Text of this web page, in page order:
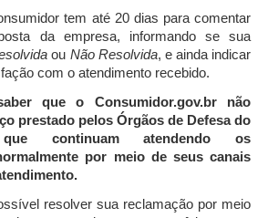
tem até 20 dias para comentar
da empresa, informando se sua
ou Não Resolvida, e ainda indicar
com o atendimento recebido.
que o Consumidor.gov.br não
prestado pelos Órgãos de Defesa do
que continuam atendendo os
por meio de seus canais
resolver sua reclamação por meio